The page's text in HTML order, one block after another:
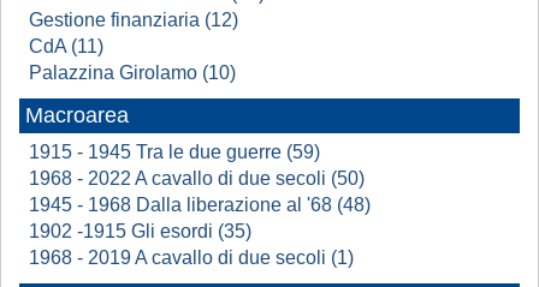
Gestione finanziaria (12)
CdA (11)
Palazzina Girolamo (10)
Macroarea
1915 - 1945 Tra le due guerre (59)
1968 - 2022 A cavallo di due secoli (50)
1945 - 1968 Dalla liberazione al '68 (48)
1902 -1915 Gli esordi (35)
1968 - 2019 A cavallo di due secoli (1)